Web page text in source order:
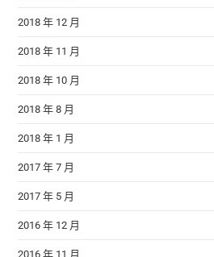
2018 年 12 月
2018 年 11 月
2018 年 10 月
2018 年 8 月
2018 年 1 月
2017 年 7 月
2017 年 5 月
2016 年 12 月
2016 年 11 月